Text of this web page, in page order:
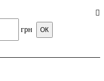
грн ОК